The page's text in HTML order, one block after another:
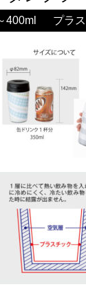
400ml プラ